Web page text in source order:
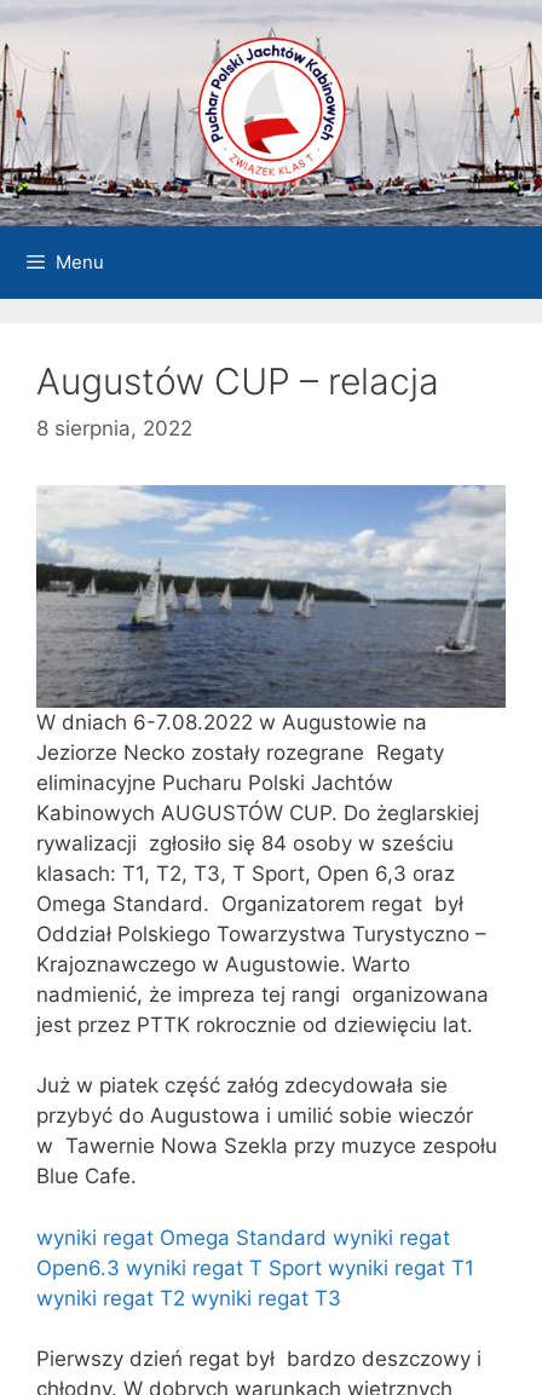
Przejdź
do
treści
Menu
Augustów CUP – relacja
8 sierpnia, 2022
W dniach 6-7.08.2022 w Augustowie na
Jeziorze Necko zostały rozegrane Regaty
eliminacyjne Pucharu Polski Jachtów
Kabinowych AUGUSTÓW CUP. Do żeglarskiej
rywalizacji zgłosiło się 84 osoby w sześciu
klasach: T1, T2, T3, T Sport, Open 6,3 oraz
Omega Standard. Organizatorem regat był
Oddział Polskiego Towarzystwa Turystyczno –
Krajoznawczego w Augustowie. Warto
nadmienić, że impreza tej rangi organizowana
jest przez PTTK rokrocznie od dziewięciu lat.
Już w piatek część załóg zdecydowała sie
przybyć do Augustowa i umilić sobie wieczór
w Tawernie Nowa Szekla przy muzyce zespołu
Blue Cafe.
wyniki regat Omega Standard wyniki regat
Open6.3 wyniki regat T Sport wyniki regat T1
wyniki regat T2 wyniki regat T3
Pierwszy dzień regat był bardzo deszczowy i
chłodny. W dobrych warunkach wietrznych